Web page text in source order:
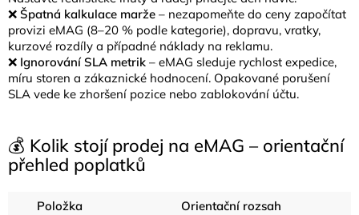
❌ Špatná kalkulace marže – nezapomeňte do ceny započítat
provizi eMAG (8–20 % podle kategorie), dopravu, vratky,
kurzové rozdíly a případné náklady na reklamu.
❌ Ignorování SLA metrik – eMAG sleduje rychlost expedice,
míru storen a zákaznické hodnocení. Opakované porušení
SLA vede ke zhoršení pozice nebo zablokování účtu.
💰 Kolik stojí prodej na eMAG – orientační
přehled poplatků
Položka
Orientační rozsah